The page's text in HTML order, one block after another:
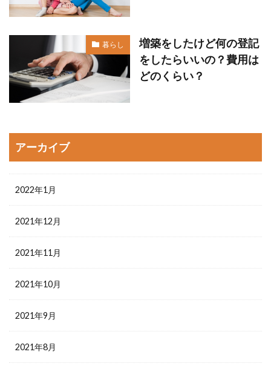
暮らし
増築をしたけど何の登記
をしたらいいの？費用は
どのくらい？
アーカイブ
2022年1月
2021年12月
2021年11月
2021年10月
2021年9月
2021年8月